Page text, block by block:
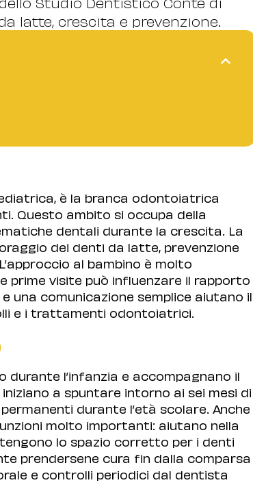
latte, crescita e prevenzione.
è la branca odontoiatrica
Questo ambito si occupa della
dentali durante la crescita. La
dei denti da latte, prevenzione
al bambino è molto
prime visite può influenzare il rapporto
una comunicazione semplice aiutano il
e i trattamenti odontoiatrici.
durante l’infanzia e accompagnano il
a spuntare intorno ai sei mesi di
durante l’età scolare. Anche
molto importanti: aiutano nella
lo spazio corretto per i denti
prendersene cura fin dalla comparsa
e controlli periodici dal dentista